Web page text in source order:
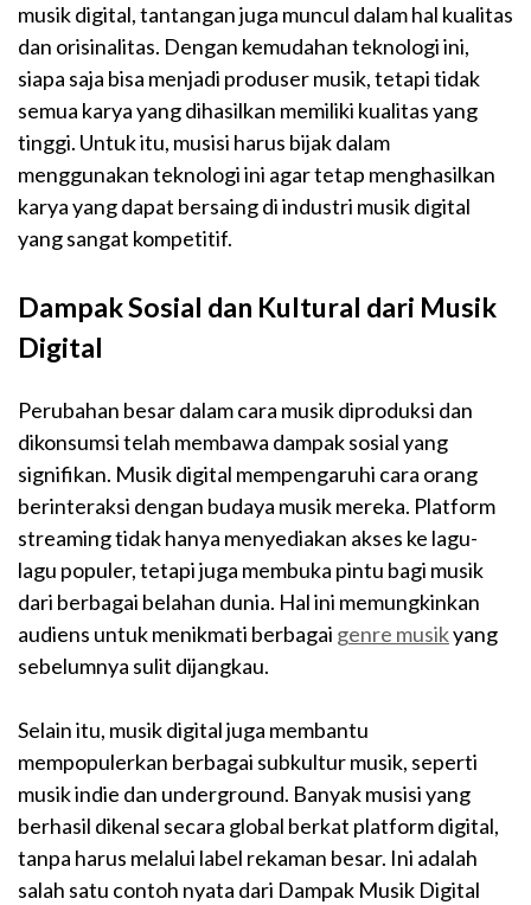
musik digital, tantangan juga muncul dalam hal kualitas
dan orisinalitas. Dengan kemudahan teknologi ini,
siapa saja bisa menjadi produser musik, tetapi tidak
semua karya yang dihasilkan memiliki kualitas yang
tinggi. Untuk itu, musisi harus bijak dalam
menggunakan teknologi ini agar tetap menghasilkan
karya yang dapat bersaing di industri musik digital
yang sangat kompetitif.
Dampak Sosial dan Kultural dari Musik
Digital
Perubahan besar dalam cara musik diproduksi dan
dikonsumsi telah membawa dampak sosial yang
signifikan. Musik digital mempengaruhi cara orang
berinteraksi dengan budaya musik mereka. Platform
streaming tidak hanya menyediakan akses ke lagu-
lagu populer, tetapi juga membuka pintu bagi musik
dari berbagai belahan dunia. Hal ini memungkinkan
audiens untuk menikmati berbagai genre musikyang
sebelumnya sulit dijangkau.
Selain itu, musik digital juga membantu
mempopulerkan berbagai subkultur musik, seperti
musik indie dan underground. Banyak musisi yang
berhasil dikenal secara global berkat platform digital,
tanpa harus melalui label rekaman besar. Ini adalah
salah satu contoh nyata dari Dampak Musik Digital